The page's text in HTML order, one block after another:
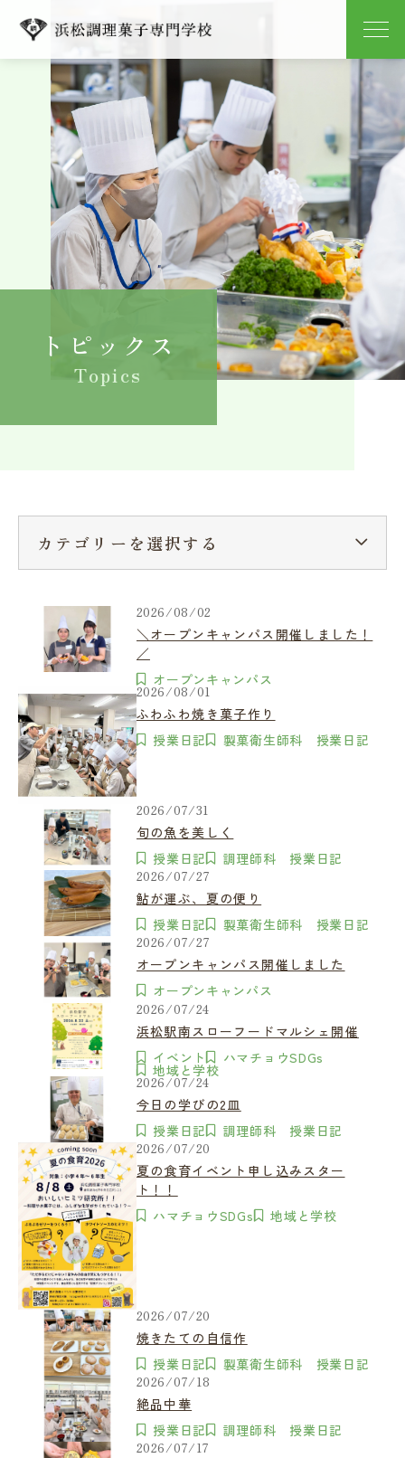
学校紹介
学科紹介
キャンパスライフ
就職
よくある質問
卒業生の方へ在学生へ一般の方へ（教室・講習会）
トピックス
Topics
2026/08/02
＼オープンキャンパス開催しました！
／
オープンキャンパス
2026/08/01
ふわふわ焼き菓子作り
授業日記
製菓衛生師科 授業日記
2026/07/31
旬の魚を美しく
授業日記
調理師科 授業日記
2026/07/27
鮎が運ぶ、夏の便り
授業日記
製菓衛生師科 授業日記
2026/07/27
オープンキャンパス開催しました
オープンキャンパス
2026/07/24
浜松駅南スローフードマルシェ開催
イベント
ハマチョウSDGs
地域と学校
2026/07/24
今日の学びの2皿
授業日記
調理師科 授業日記
2026/07/20
夏の食育イベント申し込みスター
ト！！
ハマチョウSDGs
地域と学校
2026/07/20
焼きたての自信作
授業日記
製菓衛生師科 授業日記
2026/07/18
絶品中華
授業日記
調理師科 授業日記
2026/07/17
カテゴリーを選択する